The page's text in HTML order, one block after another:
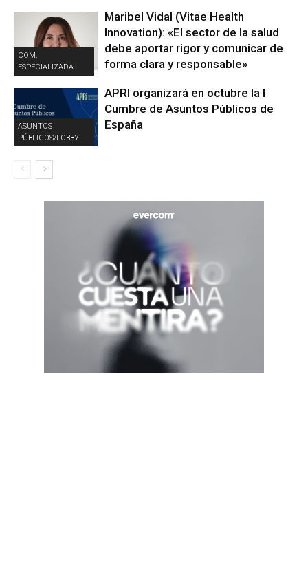
COM.
ESPECIALIZADA
Maribel Vidal (Vitae Health
Innovation): «El sector de la salud
debe aportar rigor y comunicar de
forma clara y responsable»
ASUNTOS
PÚBLICOS/LOBBY
APRI organizará en octubre la I
Cumbre de Asuntos Públicos de
España